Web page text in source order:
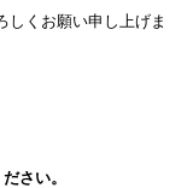
しくお願い申し上げま
さい。